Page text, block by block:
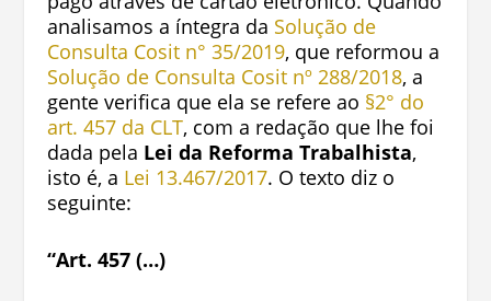
analisamos a íntegra da Solução de
Consulta Cosit n° 35/2019, que reformou a
Solução de Consulta Cosit nº 288/2018, a
gente verifica que ela se refere ao §2° do
art. 457 da CLT, com a redação que lhe foi
dada pela Lei da Reforma Trabalhista,
isto é, a Lei 13.467/2017. O texto diz o
seguinte:
“Art. 457 (…)